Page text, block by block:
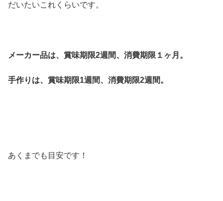
だいたいこれくらいです。
メーカー品は、賞味期限2週間、消費期限１ヶ月。
手作りは、賞味期限1週間、消費期限2週間。
あくまでも目安です！